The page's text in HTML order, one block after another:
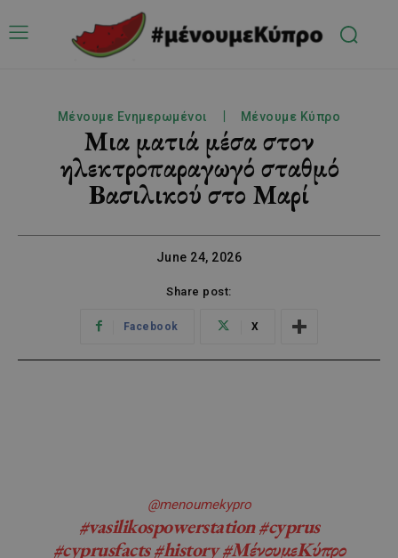
Μένουμε Ενημερωμένοι Μένουμε Κύπρο
Μια ματιά μέσα στον
ηλεκτροπαραγωγό σταθμό
Βασιλικού στο Μαρί
June 24, 2026
Share post:
Facebook X
@menoumekypro
#vasilikospowerstation#cyprus
#cyprusfacts#history#ΜένουμεΚύπρο